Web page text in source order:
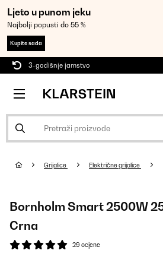
Ljeto u punom jeku
Najbolji popusti do 55 %
Kupite sada
3-godišnje jamstvo
Grijalice Električne grijalice
Bornholm Smart 2500W
Crna
29 ocjene